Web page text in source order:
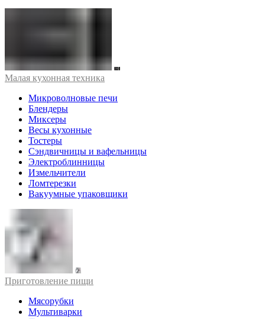
Малая кухонная техника
Микроволновые печи
Блендеры
Миксеры
Весы кухонные
Тостеры
Сэндвичницы и вафельницы
Электроблинницы
Измельчители
Ломтерезки
Вакуумные упаковщики
Приготовление пищи
Мясорубки
Мультиварки